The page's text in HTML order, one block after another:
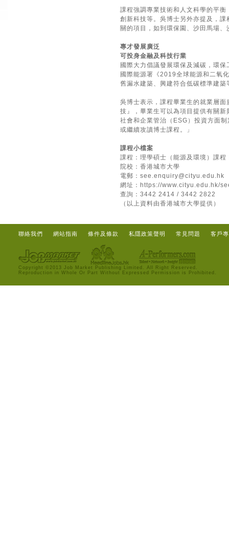
課程強調專業技術和人文科學的平
創新科技等。吳博士另外亦提及，
關的項目，如到環保園、沙田馬場
專才發展廣泛
可投身金融及科技行業
國際大力倡議發展環保及減碳，環
國際能源署《2019全球能源和二氧
舊漏水建築、興建符合低碳標準建
吳博士表示，課程畢業生的就業層
技』，畢業生可以為項目提供有關
社會和企業管治（ESG）投資方面
或繼續攻讀博士課程。」
課程小檔案
課程：理學碩士（能源及環境）課
院校：香港城市大學
電郵： see.enquiry@cityu.edu.hk
網址： https://www.cityu.edu.hk/
查詢：3442 2414 / 3442 2822
（以上資料由香港城市大學提供）
聯絡我們 網站指南 條件及條款 私隱政策聲明 常見問題 客戶
Copyright ©2013 Job Market Publishing Limited. All Right Reserved.
Reproduction in Whole Or Part Without Expressed Permission is Prohibited.